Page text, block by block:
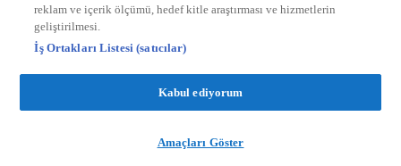
reklam ve içerik ölçümü, hedef kitle araştırması ve hizmetlerin
geliştirilmesi.
İş Ortakları Listesi (satıcılar)
Kabul ediyorum
Amaçları Göster